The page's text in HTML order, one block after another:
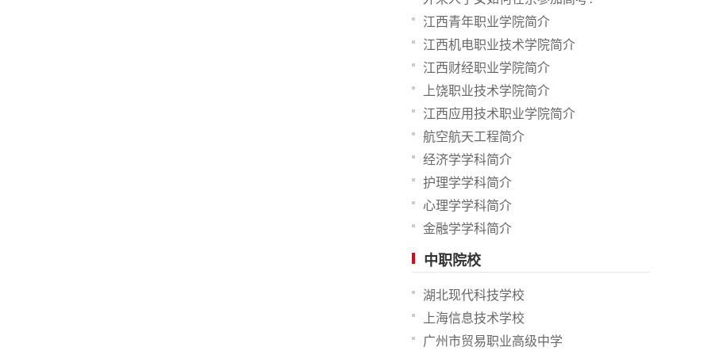
江西青年职业学院简介
江西机电职业技术学院简介
江西财经职业学院简介
上饶职业技术学院简介
江西应用技术职业学院简介
航空航天工程简介
经济学学科简介
护理学学科简介
心理学学科简介
金融学学科简介
中职院校
湖北现代科技学校
上海信息技术学校
广州市贸易职业高级中学